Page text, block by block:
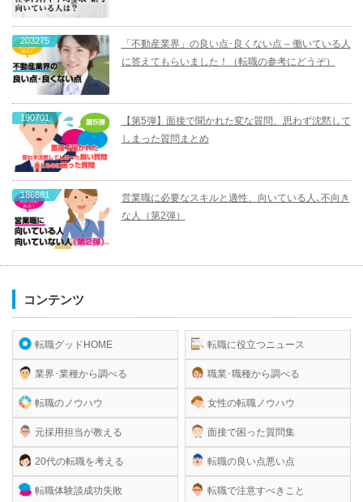
203275
「不動産業界」の良い点･良くない点 – 働いている人
に答えてもらいました！（転職の参考にどうぞ）
190701
【第5弾】面接で聞かれた変な質問、思わず沈黙して
しまった質問まとめ
186681
営業職に必要なスキルと適性、向いている人､不向き
な人（第2弾）
コンテンツ
転職グッドHOME
業界･業種から調べる
転職のノウハウ
元採用担当が教える
20代の転職を考える
転職体験談成功失敗
転職に役立つニュース
職業･職種から調べる
女性の転職ノウハウ
面接で困った質問集
転職の良い点悪い点
転職で注意すべきこと